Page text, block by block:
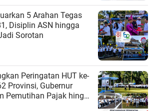
5 Arahan Tegas
Disiplin ASN hingga
Sorotan
Peringatan HUT ke-
Provinsi, Gubernur
Pemutihan Pajak hingga
Kelapa